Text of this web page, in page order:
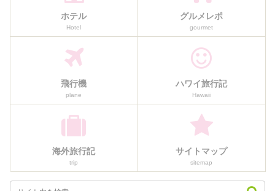
ホテル
Hotel
グルメレポ
gourmet
飛行機
plane
ハワイ旅行記
Hawaii
海外旅行記
trip
サイトマップ
sitemap